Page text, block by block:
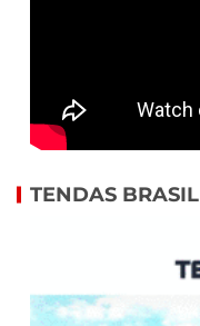
TENDAS BRASIL